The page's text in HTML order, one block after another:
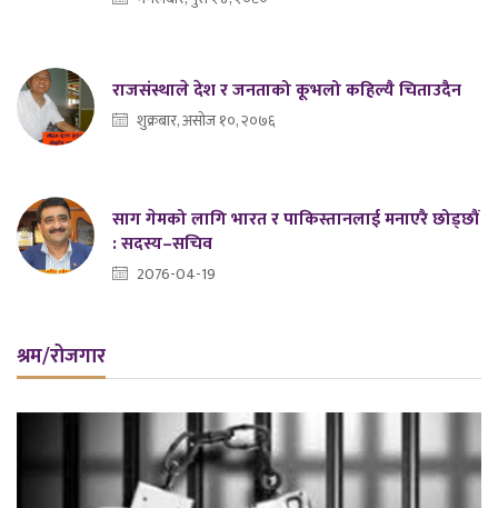
राजसंस्थाले देश र जनताको कूभलो कहिल्यै चिताउदैन
शुक्रबार, असोज १०, २०७६
साग गेमको लागि भारत र पाकिस्तानलाई मनाएरै छोड्छौं
: सदस्य–सचिव
2076-04-19
श्रम/रोजगार